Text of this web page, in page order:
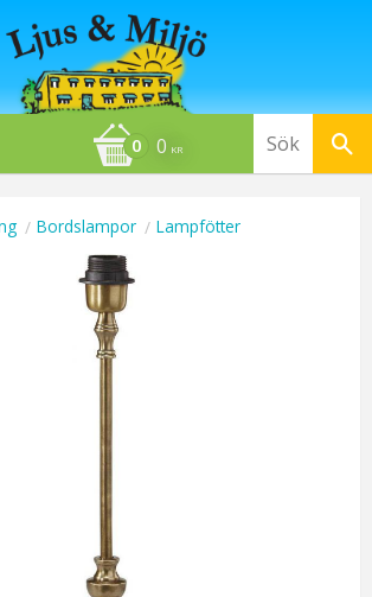
0 KR
Bordslampor Lampfötter